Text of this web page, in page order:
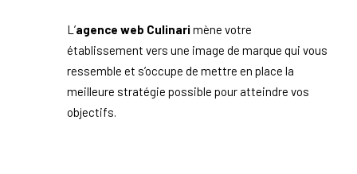
L’agence web Culinarimène votre
établissement vers une image de marque qui vous
ressemble et s’occupe de mettre en place la
meilleure stratégie possible pour atteindre vos
objectifs.